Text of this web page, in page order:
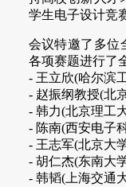
学生电子设计竞
会议特邀了多位
各项赛题进行了
- 王立欣(哈尔滨
- 赵振纲教授(北
- 韩力(北京理工
- 陈南(西安电子
- 王志军(北京大
- 胡仁杰(东南大
- 韩韬(上海交通